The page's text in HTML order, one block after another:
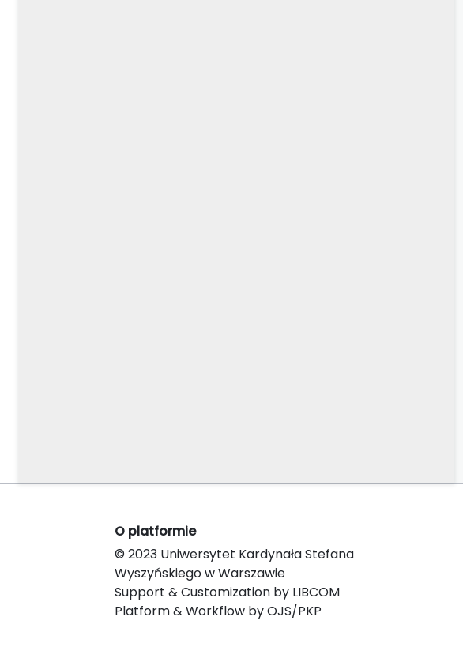
O platformie
© 2023 Uniwersytet Kardynała Stefana
Wyszyńskiego w Warszawie
Support & Customization by LIBCOM
Platform & Workflow by OJS/PKP